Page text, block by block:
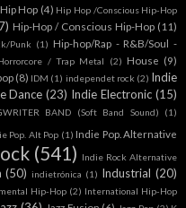
Hip Hop (4) Hip Hop /Conscious Hip-Hop
Hip-Hop / Conscious Hip-Hop (11)
Punk (1) Hip-hop/Rap - R&B/Soul -
/ Trap Metal (2) House (9)
(8) IDM (1) independet rock (2) Indie
Dance (23) Indie Electronic (15)
BAND (Soft Band Sound) (1)
Pop. Alt Pop (1) Indie Pop. Alternative
(541) Indie Rock Alternative
(50) indietrónica (1) Industrial (20)
Hip-Hop (2) International Hip-Hop